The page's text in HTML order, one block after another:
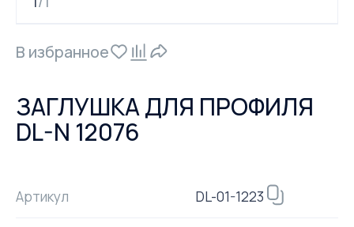
В избранное
ЗАГЛУШКА ДЛЯ ПРОФИЛЯ
DL-N 12076
Артикул DL-01-1223